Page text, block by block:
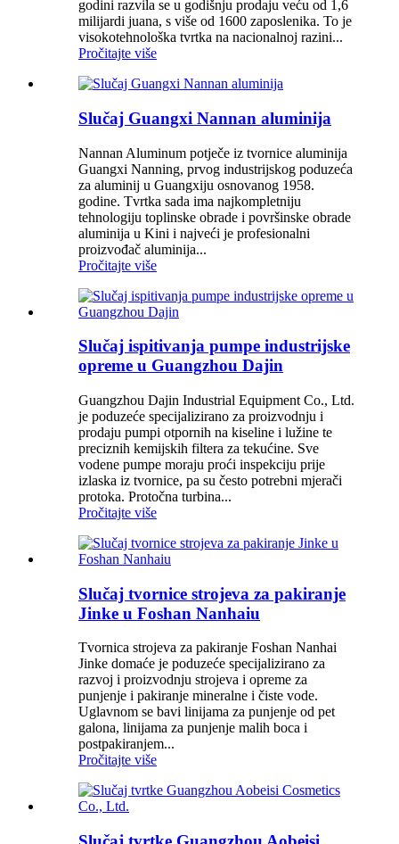
godini razvila se u godišnju prodaju veću od 1,6
milijardi juana, s više od 1600 zaposlenika. To je
visokotehnološka tvrtka na nacionalnoj razini...
Pročitajte više
Slučaj Guangxi Nannan aluminija
Nannan Aluminum potječe iz tvornice aluminija
Guangxi Nanning, prvog industrijskog poduzeća
za aluminij u Guangxiju osnovanog 1958.
godine. Tvrtka sada ima najkompletniju
tehnologiju toplinske obrade i površinske obrade
aluminija u Kini i najveći je profesionalni
proizvođač aluminija...
Pročitajte više
Slučaj ispitivanja pumpe industrijske
opreme u Guangzhou Dajin
Guangzhou Dajin Industrial Equipment Co., Ltd.
je poduzeće specijalizirano za proizvodnju i
prodaju pumpi otpornih na kiseline i lužine te
preciznih kemijskih filtera za tekućine. Sve
vodene pumpe moraju proći inspekciju prije
izlaska iz tvornice, pa su često potrebni mjerači
protoka. Protočna turbina...
Pročitajte više
Slučaj tvornice strojeva za pakiranje
Jinke u Foshan Nanhaiu
Tvornica strojeva za pakiranje Foshan Nanhai
Jinke domaće je poduzeće specijalizirano za
razvoj i proizvodnju strojeva i opreme za
punjenje i pakiranje mineralne i čiste vode.
Uglavnom se bavi linijama za punjenje od pet
galona, ​​linijama za punjenje malih boca i
postpakiranjem...
Pročitajte više